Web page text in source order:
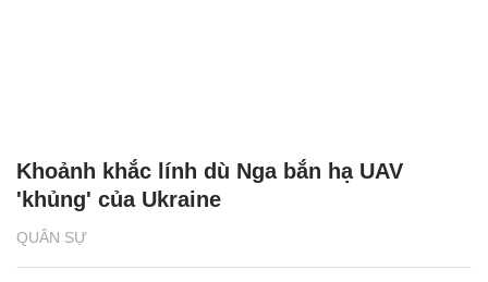
QUÂN SỰ
Khoảnh khắc lính dù Nga bắn hạ UAV
'khủng' của Ukraine